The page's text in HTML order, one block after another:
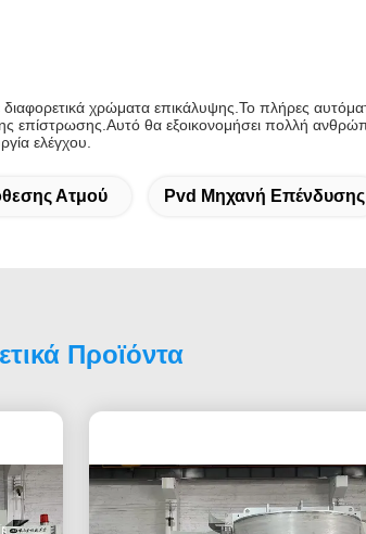
χρώματα επικάλυψης.Το πλήρες
θα εξοικονομήσει πολλή
ελέγχου.
Ατμού Pvd Μηχανή Επένδυσης
Προϊόντα